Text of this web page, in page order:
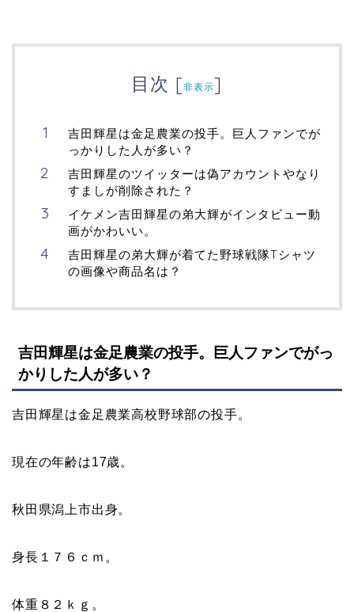
目次 [非表示]
吉田輝星は金足農業の投手。巨人ファンでが
っかりした人が多い？
吉田輝星のツイッターは偽アカウントやなり
すましが削除された？
イケメン吉田輝星の弟大輝がインタビュー動
画がかわいい。
吉田輝星の弟大輝が着てた野球戦隊Tシャツ
の画像や商品名は？
吉田輝星は金足農業の投手。巨人ファンでがっ
かりした人が多い？
吉田輝星は金足農業高校野球部の投手。
現在の年齢は17歳。
秋田県潟上市出身。
身長１７６ｃｍ。
体重８２ｋｇ。